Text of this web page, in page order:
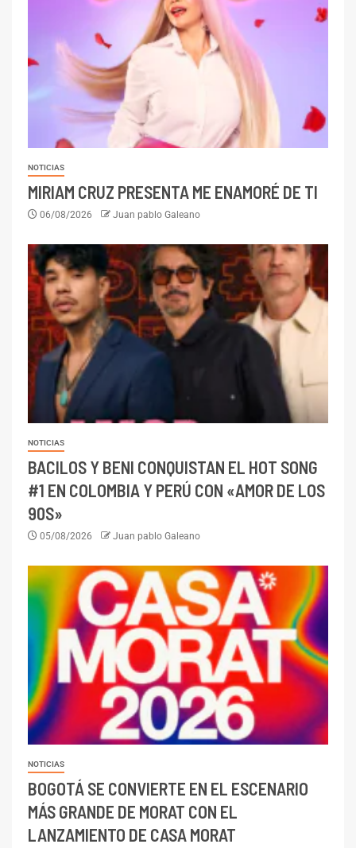
NOTICIAS
MIRIAM CRUZ PRESENTA ME ENAMORÉ DE TI
06/08/2026 Juan pablo Galeano
NOTICIAS
BACILOS Y BENI CONQUISTAN EL HOT SONG
#1 EN COLOMBIA Y PERÚ CON «AMOR DE LOS
90S»
05/08/2026 Juan pablo Galeano
NOTICIAS
BOGOTÁ SE CONVIERTE EN EL ESCENARIO
MÁS GRANDE DE MORAT CON EL
LANZAMIENTO DE CASA MORAT